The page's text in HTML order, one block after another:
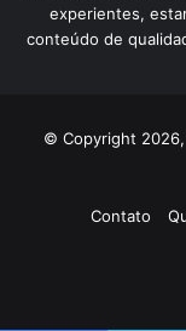
experientes,
conteúdo de
© Copyright
Contato